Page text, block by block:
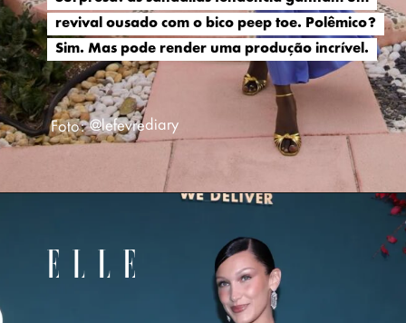
revival ousado com o bico peep toe. Polêmico?
Sim. Mas pode render uma produção incrível.
revival ousado com o bico peep toe. Polêmico?
Sim. Mas pode render uma produção incrível.
Foto: @lefevrediary